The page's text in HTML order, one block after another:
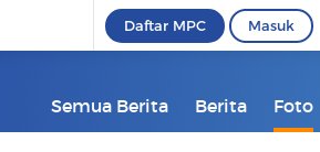
Daftar MPC Masuk
Semua Berita Berita Foto